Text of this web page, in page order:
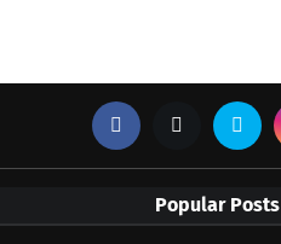
Popular Posts